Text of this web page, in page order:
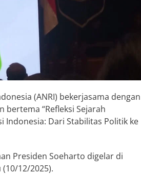
(ANRI) bekerjasama dengan
bertema “Refleksi Sejarah
Indonesia: Dari Stabilitas Politik ke
Presiden Soeharto digelar di
12/2025).